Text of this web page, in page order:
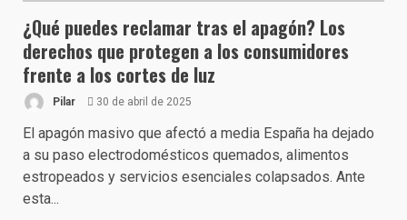
¿Qué puedes reclamar tras el apagón? Los
derechos que protegen a los consumidores
frente a los cortes de luz
Pilar 30 de abril de 2025
El apagón masivo que afectó a media España ha dejado
a su paso electrodomésticos quemados, alimentos
estropeados y servicios esenciales colapsados. Ante
esta...